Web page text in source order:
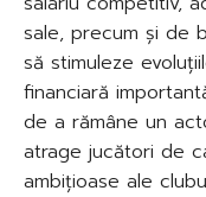
sale, precum și de
să stimuleze
financiară
de a rămâne un
atrage jucători de
ambițioase ale